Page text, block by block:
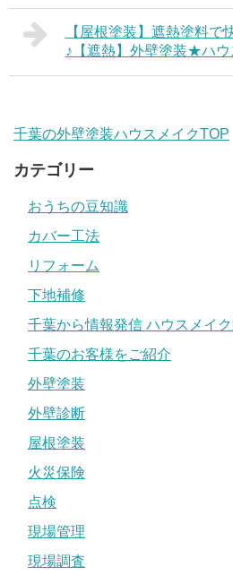
【屋根塗装】遮熱塗料で
♪【遮熱】外壁塗装★ハ
千葉の外壁塗装ハウスメイクTOP
カテゴリー
おうちの豆知識
カバー工法
リフォーム
下地補修
千葉から情報発信 ハウスメイ
千葉のお客様をご紹介
外壁塗装
外壁診断
屋根塗装
火災保険
点検
現場管理
現場調査